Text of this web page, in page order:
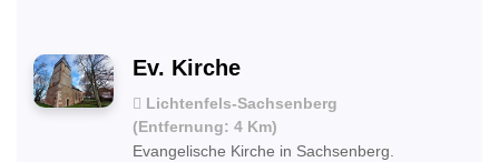
Ev. Kirche
Lichtenfels-Sachsenberg
(Entfernung: 4 Km)
Evangelische Kirche in Sachsenberg.